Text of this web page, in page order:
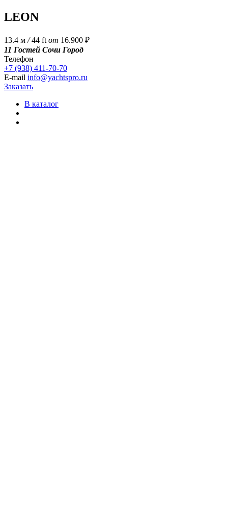
LEON
13.4 м / 44 ft от 16.900 ₽
11 Гостей Сочи Город
Телефон
+7 (938) 411-70-70
E-mail info@yachtspro.ru
Заказать
В каталог